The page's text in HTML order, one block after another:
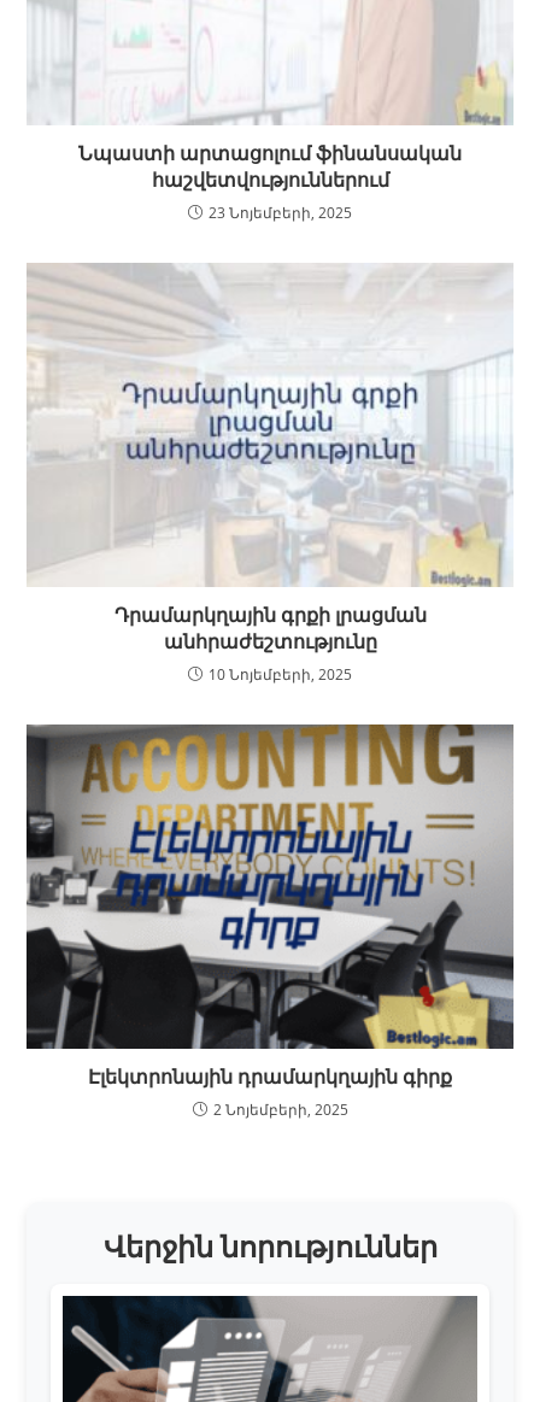
Նպաստի արտացոլում ֆինանսական
հաշվետվություններում
23 Նոյեմբերի, 2025
Դրամարկղային գրքի լրացման
անհրաժեշտությունը
10 Նոյեմբերի, 2025
Էլեկտրոնային դրամարկղային գիրք
2 Նոյեմբերի, 2025
Վերջին նորություններ